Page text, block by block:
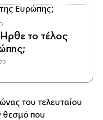
το τέλος
του τελευταίου
θεσμό που